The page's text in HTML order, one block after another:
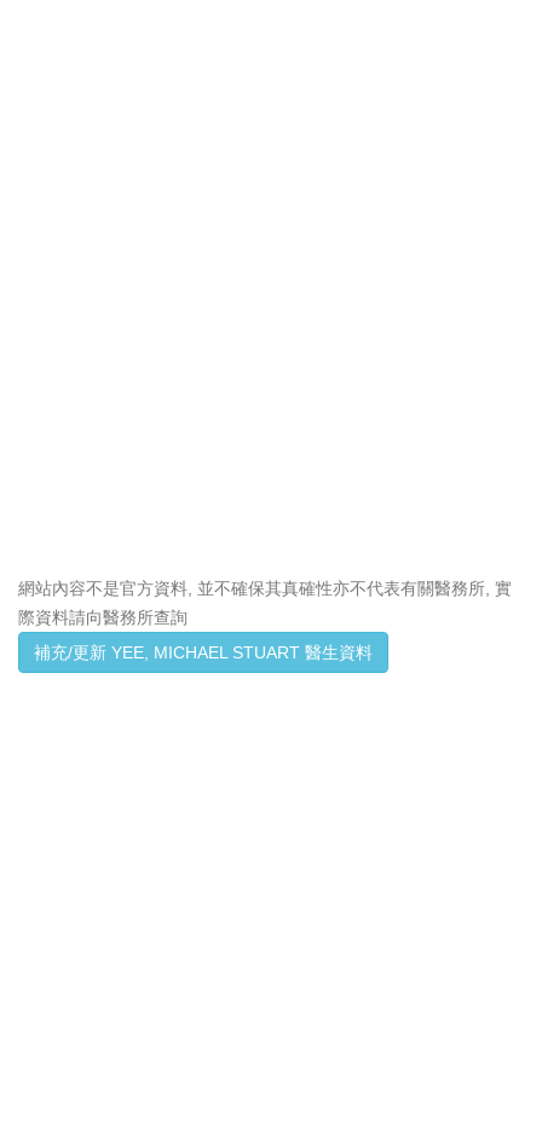
網站內容不是官方資料, 並不確保其真確性亦不代表有關醫務所, 實
際資料請向醫務所查詢
補充/更新 YEE, MICHAEL STUART 醫生資料